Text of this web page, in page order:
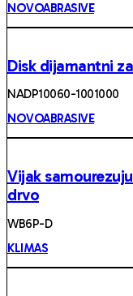
NOVOABRASIVE
Disk dijamantni
NADP10060-1001000
NOVOABRASIVE
Vijak
drvo
WB6P-D
KLIMAS